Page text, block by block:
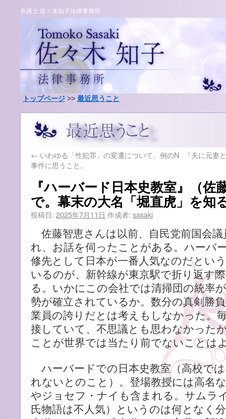
弁護士 佐々木知子法律事務所
トップページ >> 最近思うこと
← いわゆる「性犯罪」の変遷について、例のN
事件に思うこと。
『夫に元妻
『ハーバード日本史教室』（佐
で。幕末の大名「堀直虎」を知
投稿日: 2025年7月11日 作成者: sasaki
佐藤智恵さんは以前、自民党前国会
れ、お話を伺ったことがある。ハーバ
修先として日本が一番人気なのだとい
いるのが、新幹線が東京駅で折り返す
る。いかにこの会社では清掃団の統率
勢が確立されているか。数分の真剣勝
業員の誇りだとは考えもしなかった。
接していて、不思議とも思わなかった
ことが世界では当たり前でないことは
ハーバードでの日本史教室（高校で
れないとのこと）。登場教授には高名
やジョセフ・ナイも含まれる。サムラ
氏物語は不人気）というのは何となく